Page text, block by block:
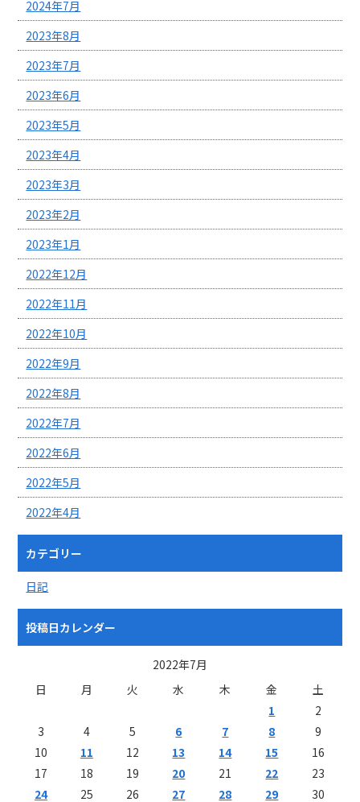
2024年7月
2023年8月
2023年7月
2023年6月
2023年5月
2023年4月
2023年3月
2023年2月
2023年1月
2022年12月
2022年11月
2022年10月
2022年9月
2022年8月
2022年7月
2022年6月
2022年5月
2022年4月
カテゴリー
日記
投稿日カレンダー
2022年7月
日
月 火 水 木 金
土
1
2
3
4 5 6 7 8
9
10
11 12 13 14 15
16
17
18 19 20 21 22
23
24
25 26 27 28 29 30